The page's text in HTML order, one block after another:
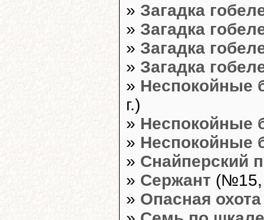
» Загадка
» Загадка
» Загадка
» Загадка
» Неспокойные
г.)
» Неспокойные
» Неспокойные
» Снайперский
» Сержант (№15,
» Опасная охота